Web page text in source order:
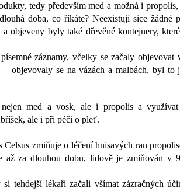
tedy především med a možná i propolis,
doba, co říkáte? Neexistují sice žádné
objeveny byly také dřevěné kontejnery,
záznamy, včelky se začaly objevovat
objevovaly se na vázách a malbách, byl to
med a vosk, ale i propolis a
ale i při péči o pleť.
zmiňuje o léčení hnisavých ran
až za dlouhou dobu, lidově je zmiňován v
tehdejší lékaři začali všímat zázračných